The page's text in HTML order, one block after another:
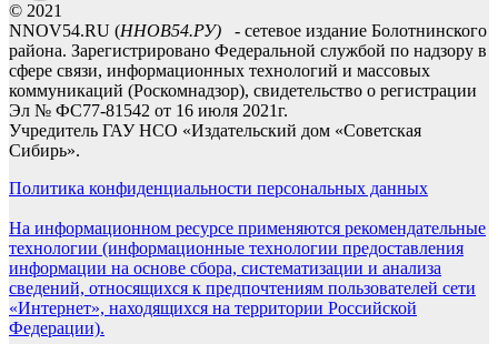
© 2021
NNOV54.RU (ННОВ54.РУ) - сетевое издание Болотнинского
района. Зарегистрировано Федеральной службой по надзору в
сфере связи, информационных технологий и массовых
коммуникаций (Роскомнадзор), свидетельство о регистрации
Эл № ФС77-81542 от 16 июля 2021г.
Учредитель ГАУ НСО «Издательский дом «Советская
Сибирь».
Политика конфиденциальности персональных данных
На информационном ресурсе применяются рекомендательные
технологии (информационные технологии предоставления
информации на основе сбора, систематизации и анализа
сведений, относящихся к предпочтениям пользователей сети
«Интернет», находящихся на территории Российской
Федерации).